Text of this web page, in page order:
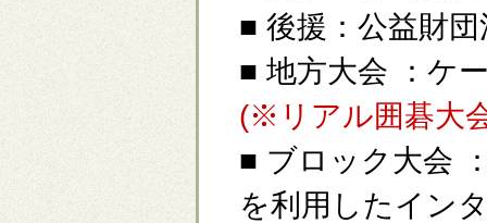
■ 後援：公益財
■ 地方大会 ：ケ
(※リアル囲碁大
■ ブロック大会
を利用したイン